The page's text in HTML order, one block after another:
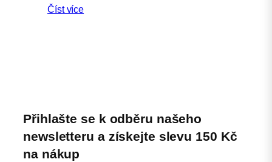
Číst více
Přihlašte se k odběru našeho
newsletteru a získejte slevu 150 Kč
na nákup